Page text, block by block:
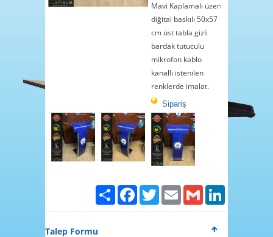
Mavi Kaplamalı üzeri
diğital baskılı 50x57
cm üst tabla gizli
bardak tutuculu
mikrofon kablo
kanallı istenilen
renklerde imalat.
Sipariş
PaylaşFacebook
TwitterEmailGmail
Talep Formu